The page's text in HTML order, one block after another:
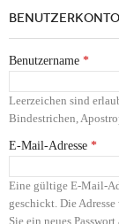
BENUTZERKONTO
Benutzername *
Leerzeichen sind
Bindestrichen,
E-Mail-Adresse *
Eine gültige E-Mail-
geschickt. Die